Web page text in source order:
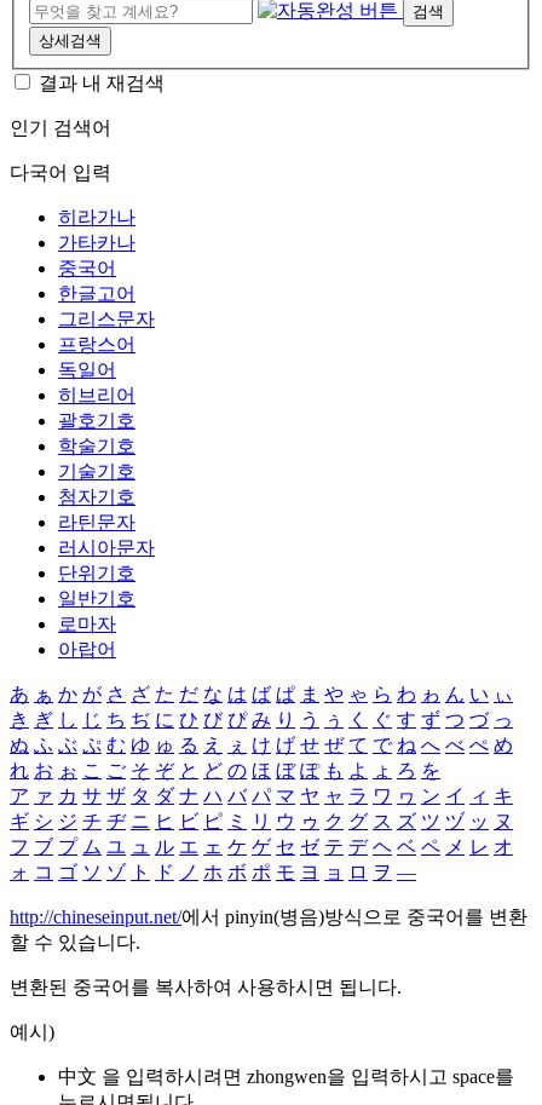
검색
상세검색
결과 내 재검색
인기 검색어
다국어 입력
히라가나
가타카나
중국어
한글고어
그리스문자
프랑스어
독일어
히브리어
괄호기호
학술기호
기술기호
첨자기호
라틴문자
러시아문자
단위기호
일반기호
로마자
아랍어
あ ぁ か が さ ざ た だ な は ば ぱ ま や ゃ ら わ ゎ ん い ぃ
き ぎ し じ ち ぢ に ひ び ぴ み り う ぅ く ぐ す ず つ づ っ
ぬ ふ ぶ ぷ む ゆ ゅ る え ぇ け げ せ ぜ て で ね へ べ ぺ め
れ お ぉ こ ご そ ぞ と ど の ほ ぼ ぽ も よ ょ ろ を
ア ァ カ サ ザ タ ダ ナ ハ バ パ マ ヤ ャ ラ ワ ヮ ン イ ィ キ
ギ シ ジ チ ヂ ニ ヒ ビ ピ ミ リ ウ ゥ ク グ ス ズ ツ ヅ ッ ヌ
フ ブ プ ム ユ ュ ル エ ェ ケ ゲ セ ゼ テ デ ヘ ベ ペ メ レ オ
ォ コ ゴ ソ ゾ ト ド ノ ホ ボ ポ モ ヨ ョ ロ ヲ ―
http://chineseinput.net/에서 pinyin(병음)방식으로 중국어를 변환
할 수 있습니다.
변환된 중국어를 복사하여 사용하시면 됩니다.
예시)
中文 을 입력하시려면 zhongwen을 입력하시고 space를